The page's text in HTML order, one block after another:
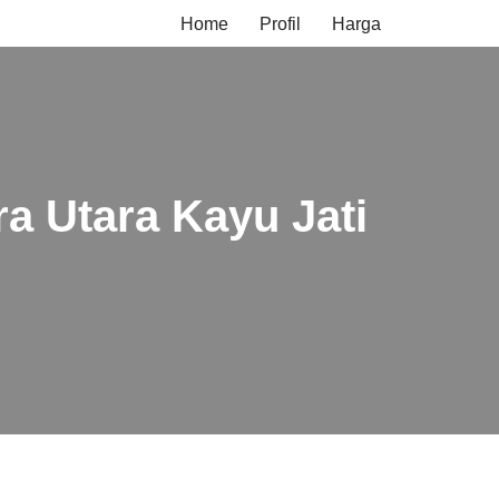
Home Profil Harga
Utara Kayu Jati